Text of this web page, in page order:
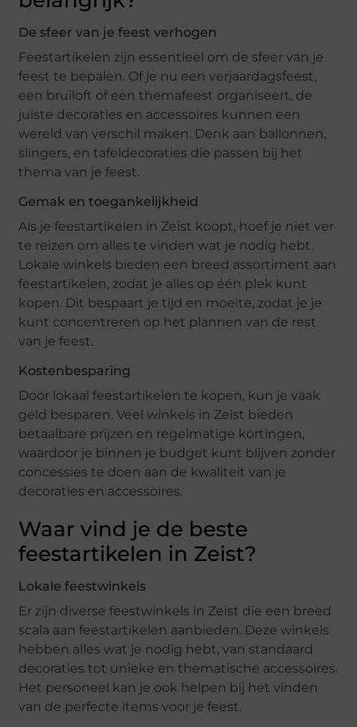
De sfeer van je feest verhogen
Feestartikelen zijn essentieel om de sfeer van je
feest te bepalen. Of je nu een verjaardagsfeest,
een bruiloft of een themafeest organiseert, de
juiste decoraties en accessoires kunnen een
wereld van verschil maken. Denk aan ballonnen,
slingers, en tafeldecoraties die passen bij het
thema van je feest.
Gemak en toegankelijkheid
Als je feestartikelen in Zeist koopt, hoef je niet ver
te reizen om alles te vinden wat je nodig hebt.
Lokale winkels bieden een breed assortiment aan
feestartikelen, zodat je alles op één plek kunt
kopen. Dit bespaart je tijd en moeite, zodat je je
kunt concentreren op het plannen van de rest
van je feest.
Kostenbesparing
Door lokaal feestartikelen te kopen, kun je vaak
geld besparen. Veel winkels in Zeist bieden
betaalbare prijzen en regelmatige kortingen,
waardoor je binnen je budget kunt blijven zonder
concessies te doen aan de kwaliteit van je
decoraties en accessoires.
Waar vind je de beste
feestartikelen in Zeist?
Lokale feestwinkels
Er zijn diverse feestwinkels in Zeist die een breed
scala aan feestartikelen aanbieden. Deze winkels
hebben alles wat je nodig hebt, van standaard
decoraties tot unieke en thematische accessoires.
Het personeel kan je ook helpen bij het vinden
van de perfecte items voor je feest.